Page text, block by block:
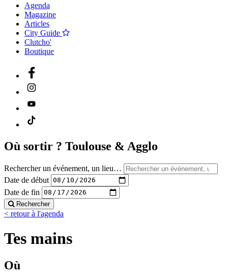
Agenda
Magazine
Articles
City Guide
Clutcho'
Boutique
Où sortir ? Toulouse & Agglo
Rechercher un événement, un lieu…
Date de début
Date de fin
Rechercher
< retour à l'agenda
Tes mains
Où